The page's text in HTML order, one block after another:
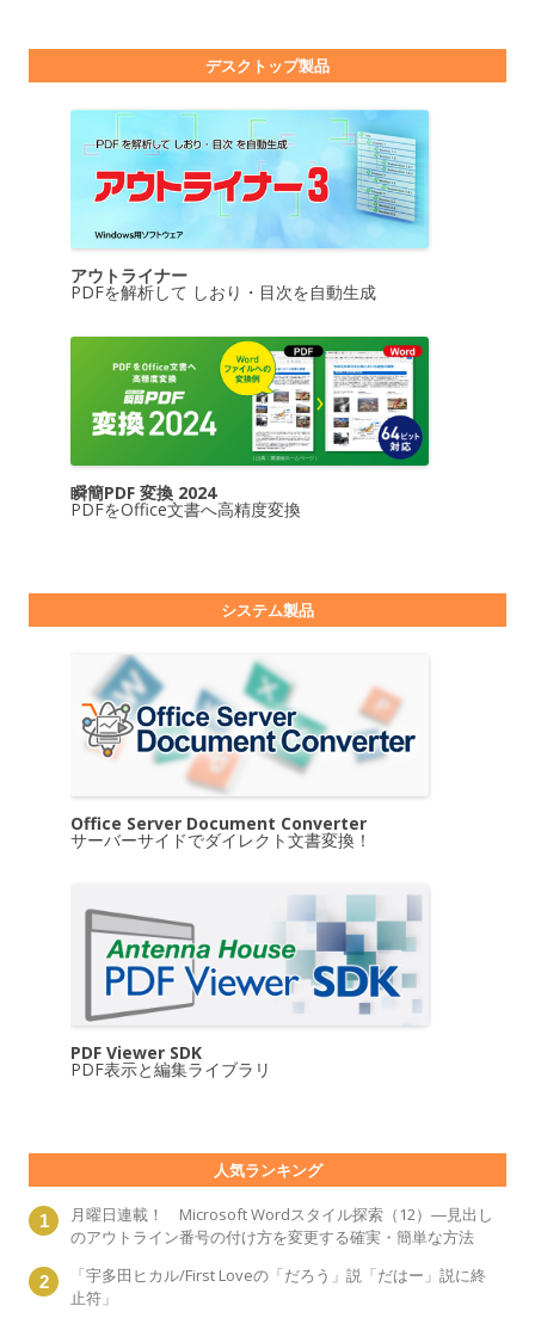
デスクトップ製品
アウトライナー
PDFを解析して しおり・目次を自動生成
瞬簡PDF 変換 2024
PDFをOffice文書へ高精度変換
システム製品
Office Server Document Converter
サーバーサイドでダイレクト文書変換！
PDF Viewer SDK
PDF表示と編集ライブラリ
人気ランキング
月曜日連載！ Microsoft Wordスタイル探索（12）―見出し
のアウトライン番号の付け方を変更する確実・簡単な方法
「宇多田ヒカル/First Loveの「だろう」説「だはー」説に終
止符」